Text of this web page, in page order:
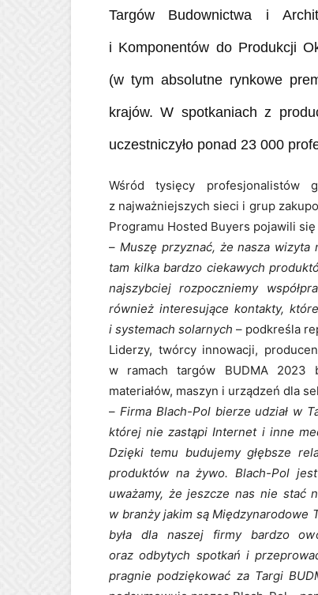
Targów Budownictwa i
i Komponentów do Produkcji
(w tym absolutne rynkowe
krajów. W spotkaniach z
uczestniczyło ponad 23 000
Wśród tysięcy profesjonalistów
z najważniejszych sieci i grup
Programu Hosted Buyers pojawili
– Muszę przyznać, że nasza wizyta
tam kilka bardzo ciekawych
najszybciej rozpoczniemy
również interesujące kontakty,
i systemach solarnych – podkreśla
Liderzy, twórcy innowacji,
w ramach targów BUDMA 2023
materiałów, maszyn i urządzeń dla
– Firma Blach-Pol bierze udział w
której nie zastąpi Internet i inne
Dzięki temu budujemy głębsze
produktów na żywo. Blach-Pol
uważamy, że jeszcze nas nie stać
w branży jakim są Międzynarodowe
była dla naszej firmy bardzo
oraz odbytych spotkań i
pragnie podziękować za Targi